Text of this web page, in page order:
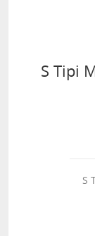
S Tipi
S